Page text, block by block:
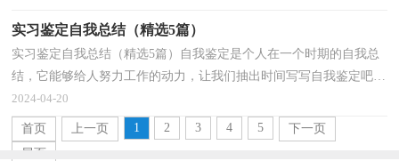
实习鉴定自我总结（精选5篇）
实习鉴定自我总结（精选5篇）自我鉴定是个人在一个时期的自我总
结，它能够给人努力工作的动力，让我们抽出时间写写自我鉴定吧。
那么你真的懂得怎么写自我鉴定吗？下面是小编精心整理...
2024-04-20
首页 上一页 1 2 3 4 5
下一页
尾页